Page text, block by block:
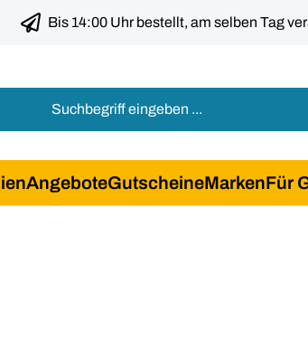
Bis 14:00 Uhr bestellt, am selben Tag
AngeboteGutscheineMarkenFür